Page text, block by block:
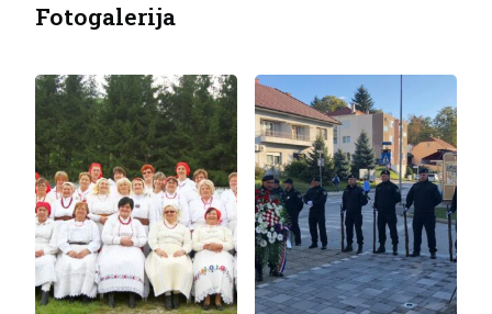
Fotogalerija